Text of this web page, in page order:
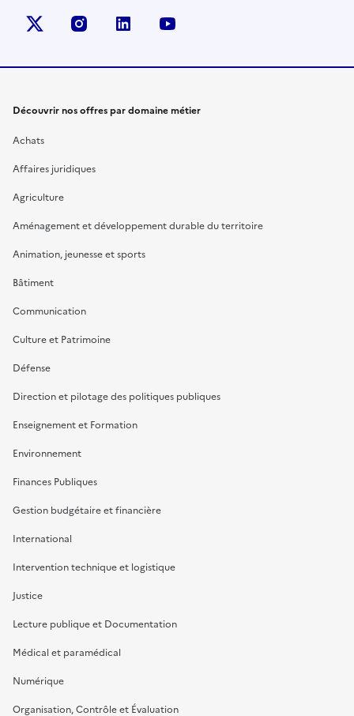
X (anciennement Twitter)
instagramlinkedin
Découvrir nos offres par domaine métier
Achats
Affaires juridiques
Agriculture
Aménagement et développement durable du territoire
Animation, jeunesse et sports
Bâtiment
Communication
Culture et Patrimoine
Défense
Direction et pilotage des politiques publiques
Enseignement et Formation
Environnement
Finances Publiques
Gestion budgétaire et financière
International
Intervention technique et logistique
Justice
Lecture publique et Documentation
Médical et paramédical
Numérique
Organisation, Contrôle et Évaluation